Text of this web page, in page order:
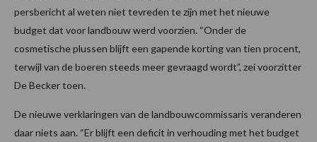
persbericht al weten niet tevreden te zijn met het nieuwe
budget dat voor landbouw werd voorzien. “Onder de
cosmetische plussen blijft een gapende korting van tien procent,
terwijl van de boeren steeds meer gevraagd wordt”, zei voorzitter
De Becker toen.
De nieuwe verklaringen van de landbouwcommissaris veranderen
daar niets aan. “Er blijft een deficit in verhouding met het budget